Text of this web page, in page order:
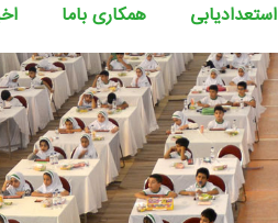
استعدادیابی همکاری باما